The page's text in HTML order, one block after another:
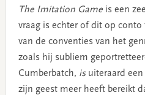
The Imitation Gameis een
vraag is echter of dit op conto
van de conventies van het
zoals hij subliem
Cumberbatch, isuiteraard een
zijn geest meer heeft bereikt